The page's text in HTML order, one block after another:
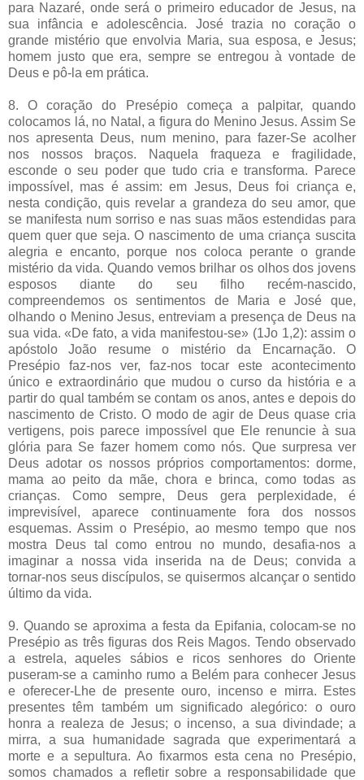
para Nazaré, onde será o primeiro educador de Jesus, na
sua infância e adolescência. José trazia no coração o
grande mistério que envolvia Maria, sua esposa, e Jesus;
homem justo que era, sempre se entregou à vontade de
Deus e pô-la em prática.
8. O coração do Presépio começa a palpitar, quando
colocamos lá, no Natal, a figura do Menino Jesus. Assim Se
nos apresenta Deus, num menino, para fazer-Se acolher
nos nossos braços. Naquela fraqueza e fragilidade,
esconde o seu poder que tudo cria e transforma. Parece
impossível, mas é assim: em Jesus, Deus foi criança e,
nesta condição, quis revelar a grandeza do seu amor, que
se manifesta num sorriso e nas suas mãos estendidas para
quem quer que seja. O nascimento de uma criança suscita
alegria e encanto, porque nos coloca perante o grande
mistério da vida. Quando vemos brilhar os olhos dos jovens
esposos diante do seu filho recém-nascido,
compreendemos os sentimentos de Maria e José que,
olhando o Menino Jesus, entreviam a presença de Deus na
sua vida. «De fato, a vida manifestou-se» (1Jo 1,2): assim o
apóstolo João resume o mistério da Encarnação. O
Presépio faz-nos ver, faz-nos tocar este acontecimento
único e extraordinário que mudou o curso da história e a
partir do qual também se contam os anos, antes e depois do
nascimento de Cristo. O modo de agir de Deus quase cria
vertigens, pois parece impossível que Ele renuncie à sua
glória para Se fazer homem como nós. Que surpresa ver
Deus adotar os nossos próprios comportamentos: dorme,
mama ao peito da mãe, chora e brinca, como todas as
crianças. Como sempre, Deus gera perplexidade, é
imprevisível, aparece continuamente fora dos nossos
esquemas. Assim o Presépio, ao mesmo tempo que nos
mostra Deus tal como entrou no mundo, desafia-nos a
imaginar a nossa vida inserida na de Deus; convida a
tornar-nos seus discípulos, se quisermos alcançar o sentido
último da vida.
9. Quando se aproxima a festa da Epifania, colocam-se no
Presépio as três figuras dos Reis Magos. Tendo observado
a estrela, aqueles sábios e ricos senhores do Oriente
puseram-se a caminho rumo a Belém para conhecer Jesus
e oferecer-Lhe de presente ouro, incenso e mirra. Estes
presentes têm também um significado alegórico: o ouro
honra a realeza de Jesus; o incenso, a sua divindade; a
mirra, a sua humanidade sagrada que experimentará a
morte e a sepultura. Ao fixarmos esta cena no Presépio,
somos chamados a refletir sobre a responsabilidade que